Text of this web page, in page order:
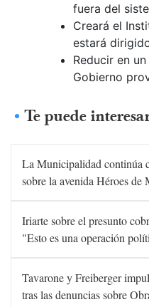
fuera del
Creará el
estará
Reducir en
Gobierno
Te puede
La Municipalidad continúa
sobre la avenida Héroes de
Iriarte sobre el presunto
"Esto es una operación
Tavarone y Freiberger
tras las denuncias sobre